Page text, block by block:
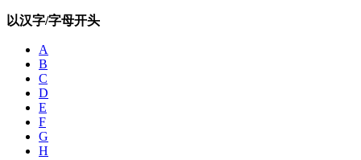
以汉字/字母开头
A
B
C
D
E
F
G
H